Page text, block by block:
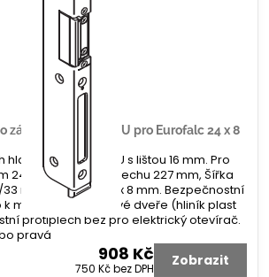
zámku G-U úhlový U pro Eurofalc 24 x 8
hlavního zámku G-U s lištou 16 mm. Pro
24 x 8 mm. Délka plechu 227 mm, Šířka
mm. Koncovka 2 x 8 mm. Bezpečnostní
montáži na profilové dveře (hliník plast
protiplech bez pro elektrický otevírač.
pravá
908 Kč
750 Kčbez DPH Zobrazit